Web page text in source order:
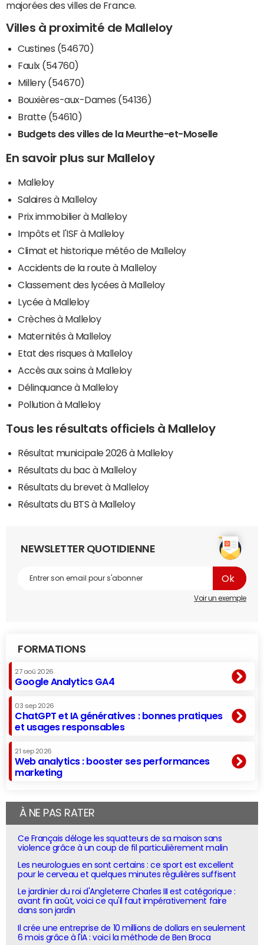
majorées des villes de France.
Villes à proximité de Malleloy
Custines (54670)
Faulx (54760)
Millery (54670)
Bouxières-aux-Dames (54136)
Bratte (54610)
Budgets des villes de la Meurthe-et-Moselle
En savoir plus sur Malleloy
Malleloy
Salaires à Malleloy
Prix immobilier à Malleloy
Impôts et l'ISF à Malleloy
Climat et historique météo de Malleloy
Accidents de la route à Malleloy
Classement des lycées à Malleloy
Lycée à Malleloy
Crèches à Malleloy
Maternités à Malleloy
Etat des risques à Malleloy
Accès aux soins à Malleloy
Délinquance à Malleloy
Pollution à Malleloy
Tous les résultats officiels à Malleloy
Résultat municipale 2026 à Malleloy
Résultats du bac à Malleloy
Résultats du brevet à Malleloy
Résultats du BTS à Malleloy
NEWSLETTER QUOTIDIENNE
Voir un exemple
FORMATIONS
27 aoû 2026
Google Analytics GA4
03 sep 2026
ChatGPT et IA génératives : bonnes pratiques
et usages responsables
21 sep 2026
Web analytics : booster ses performances
marketing
À NE PAS RATER
Ce Français déloge les squatteurs de sa maison sans
violence grâce à un coup de fil particulièrement malin
Les neurologues en sont certains : ce sport est excellent
pour le cerveau et quelques minutes régulières suffisent
Le jardinier du roi d'Angleterre Charles III est catégorique :
avant fin août, voici ce qu'il faut impérativement faire
dans son jardin
Il crée une entreprise de 10 millions de dollars en seulement
6 mois grâce à l'IA : voici la méthode de Ben Broca